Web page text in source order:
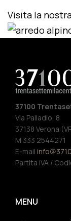
Visita la
37100
Via Palladio, 8
37138 Verona
M 333 2544271
E-mail
Partita IVA /
MENU